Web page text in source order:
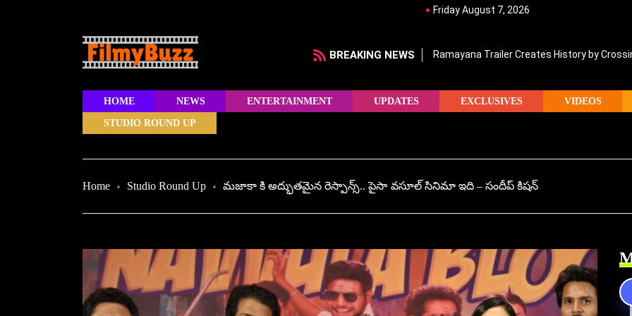
Friday August 7, 2026
BREAKING NEWS Ramayana Trailer Creates History by
HOME NEWS ENTERTAINMENT UPDATES EXCLUSIVES VIDEOS
STUDIO ROUND UP
Home Studio Round Up మజాకా కి అద్భుతమైన రెస్పాన్స్.. పైసా వసూల్ సినిమా ఇది – సందీప్ కిషన్